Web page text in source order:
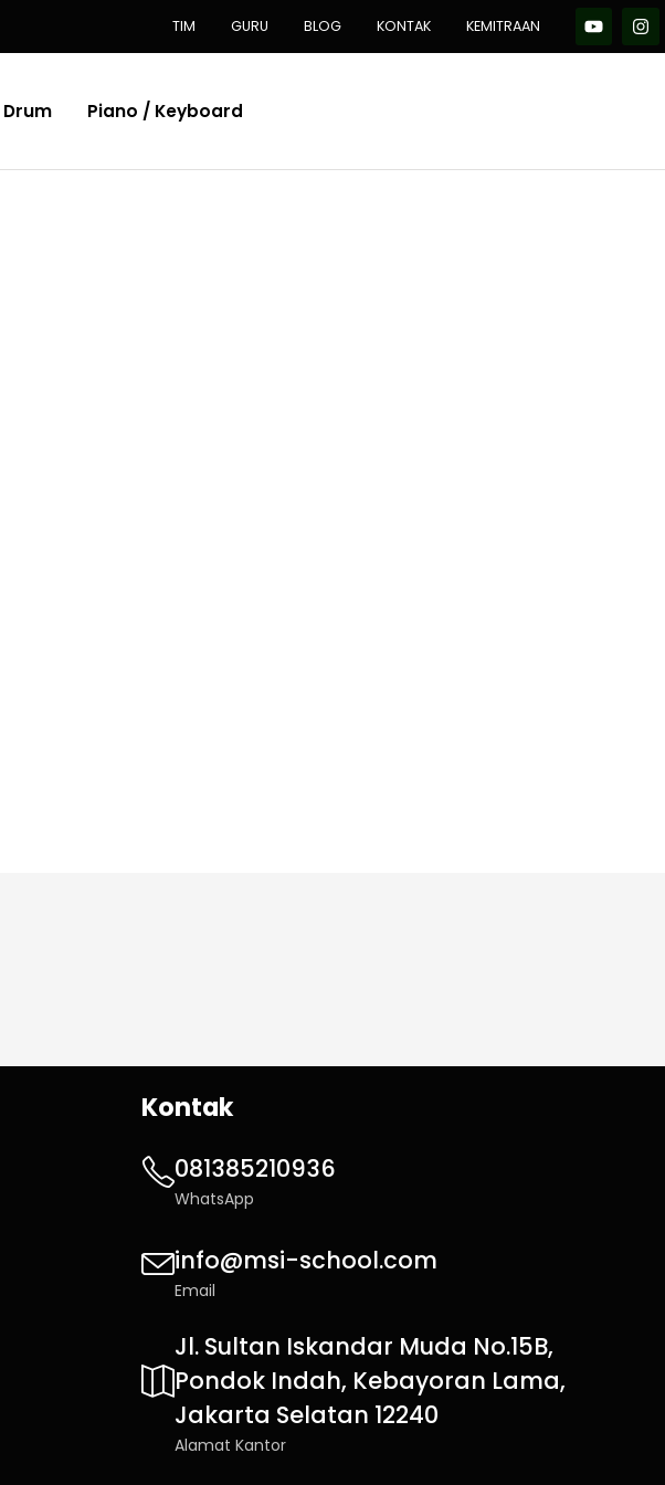
TIM GURU BLOG KONTAK KEMITRAAN
Drum Piano / Keyboard
Kontak
081385210936
WhatsApp
info@msi-school.com
Email
Jl. Sultan Iskandar Muda No.15B,
Pondok Indah, Kebayoran Lama,
Jakarta Selatan 12240
Alamat Kantor